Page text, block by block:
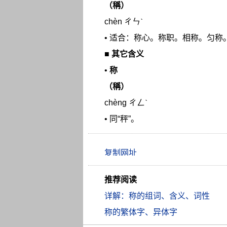
（稱）
chèn ㄔㄣˋ
• 适合：称心。称职。相称。匀称
■ 其它含义
• 称
（稱）
chèng ㄔㄥˋ
• 同“秤”。
推荐阅读
详解：称的组词、含义、词性
称的繁体字、异体字